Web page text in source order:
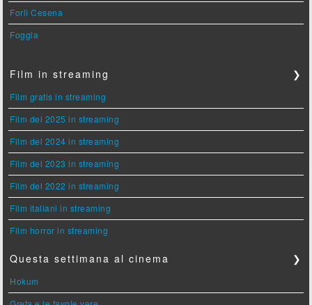
Forlì Cesena
Foggia
Film in streaming ❯
Film gratis in streaming
Film del 2025 in streaming
Film del 2024 in streaming
Film del 2023 in streaming
Film del 2022 in streaming
Film italiani in streaming
Film horror in streaming
Questa settimana al cinema ❯
Hokum